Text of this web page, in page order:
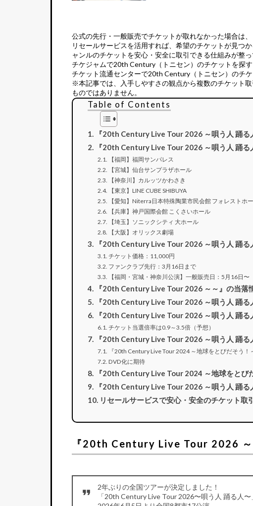
公式の先行・一般販売でチケットが取れなかった場合は、
リセールサービスを活用すれば、希望のチケットが見つ
ャンルのチケットを安心・安全に取引できる仕組みが整っ
チケジャムで20th Century（トニセン）のチケットを探す
チケット流通センターで20th Century（トニセン）のチ
※本記事では、入手しやすさの観点から複数のチケット
ものではありません。
Table of Contents
『20th Century Live Tour 2026 ～唄う人 踊る
『20th Century Live Tour 2026 ～唄う人 踊る
【福岡】福岡サンパレス
【宮城】仙台サンプラザホール
【神奈川】カルッツかわさき
【東京】LINE CUBE SHIBUYA
【愛知】Niterra日本特殊陶業市民会館 フォレストホ
【兵庫】神戸国際会館 こくさいホール
【埼玉】ソニックシティ 大ホール
【大阪】オリックス劇場
『20th Century Live Tour 2026 ～唄う人 踊
チケット価格：11,000円
ファンクラブ先行：3月16日まで
【福岡・宮城・神奈川公演】一般販売日：5月16日〜
『20th Century Live Tour 2026 ～～』の当落
『20th Century Live Tour 2026 ～唄う人 踊
『20th Century Live Tour 2026 ～唄う人 踊
チケット当選倍率は0.9～3.5倍（予想）
『20th Century Live Tour 2026 ～唄う人 踊
『20th Century Live Tour 2024 ～地球をとびだそう！
DVD化に期待
『20th Century Live Tour 2024 ～地球をとび
『20th Century Live Tour 2026 ～唄う人 踊る
リセールサービスで安心・安全のチケット取
『20th Century Live Tour 2026 ～
2年ぶりの全国ツアーが決定しました！
「20th Century Live Tour 2026〜唄う人 踊る人〜